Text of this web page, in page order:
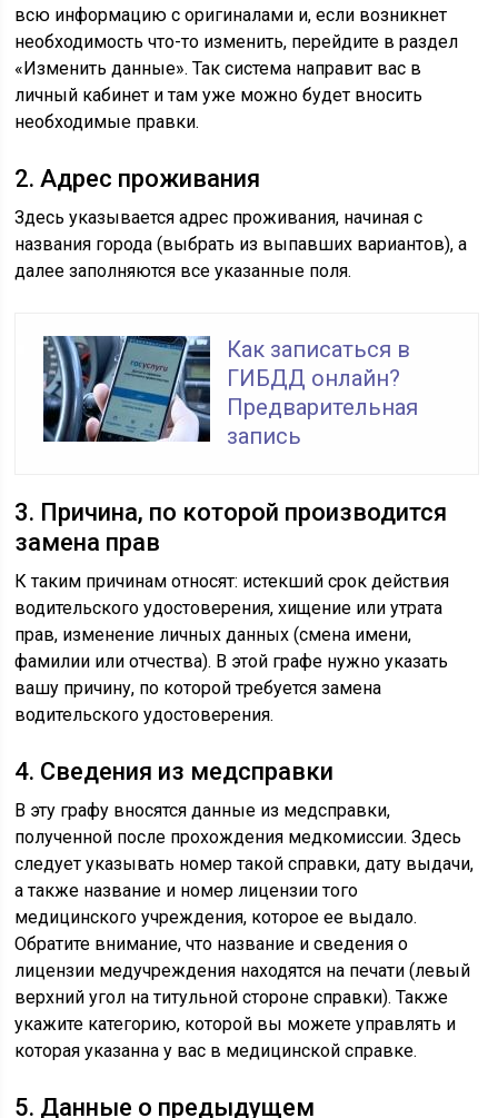
всю информацию с оригиналами и, если возникнет
необходимость что-то изменить, перейдите в раздел
«Изменить данные». Так система направит вас в
личный кабинет и там уже можно будет вносить
необходимые правки.
2. Адрес проживания
Здесь указывается адрес проживания, начиная с
названия города (выбрать из выпавших вариантов), а
далее заполняются все указанные поля.
Как записаться в
ГИБДД онлайн?
Предварительная
запись
3. Причина, по которой производится
замена прав
К таким причинам относят: истекший срок действия
водительского удостоверения, хищение или утрата
прав, изменение личных данных (смена имени,
фамилии или отчества). В этой графе нужно указать
вашу причину, по которой требуется замена
водительского удостоверения.
4. Сведения из медсправки
В эту графу вносятся данные из медсправки,
полученной после прохождения медкомиссии. Здесь
следует указывать номер такой справки, дату выдачи,
а также название и номер лицензии того
медицинского учреждения, которое ее выдало.
Обратите внимание, что название и сведения о
лицензии медучреждения находятся на печати (левый
верхний угол на титульной стороне справки). Также
укажите категорию, которой вы можете управлять и
которая указанна у вас в медицинской справке.
5. Данные о предыдущем